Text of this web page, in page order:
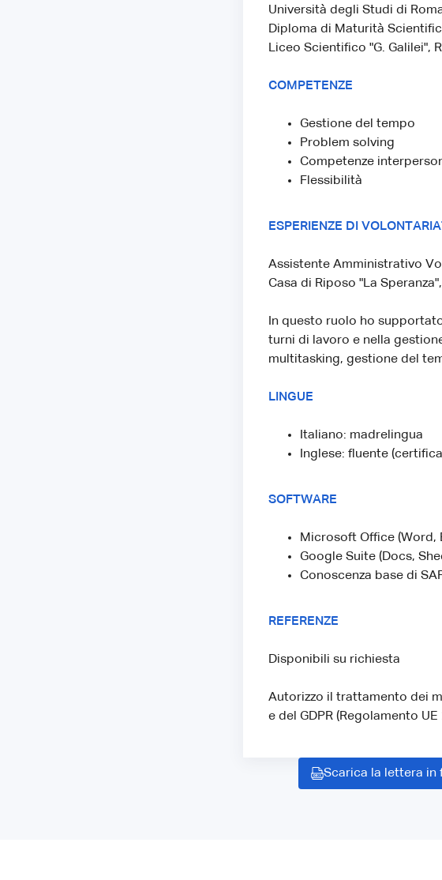
Università degli Studi di
Diploma di Maturità
Liceo Scientifico "G. Galilei",
COMPETENZE
Gestione del tempo
Problem solving
Competenze
Flessibilità
ESPERIENZE DI
Assistente Amministrativo
Casa di Riposo "La
In questo ruolo ho
turni di lavoro e nella
multitasking, gestione del
LINGUE
Italiano: madrelingua
Inglese: fluente
SOFTWARE
Microsoft Office (Word,
Google Suite (Docs,
Conoscenza base di
REFERENZE
Disponibili su richiesta
Autorizzo il trattamento dei
e del GDPR (Regolamento UE
Scarica la lettera in